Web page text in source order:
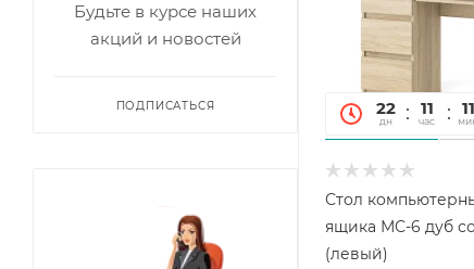
22
дн
11
час
11
Стол
ящика МС-6 дуб
(левый)
Будьте в курсе наших
акций и новостей
ПОДПИСАТЬСЯ